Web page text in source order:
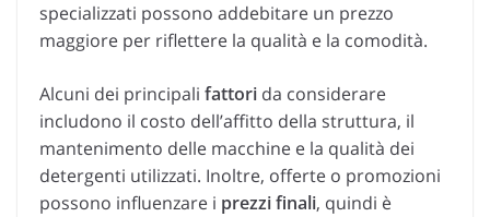
specializzati possono addebitare un prezzo
maggiore per riflettere la qualità e la comodità.
Alcuni dei principali fattori da considerare
includono il costo dell’affitto della struttura, il
mantenimento delle macchine e la qualità dei
detergenti utilizzati. Inoltre, offerte o promozioni
possono influenzare i prezzi finali, quindi è